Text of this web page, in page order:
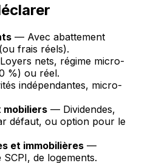
— Avec abattement
frais réels).
nets, régime micro-
%) ou réel.
indépendantes, micro-
mobiliers — Dividendes,
défaut, ou option pour le
et immobilières —
de logements.